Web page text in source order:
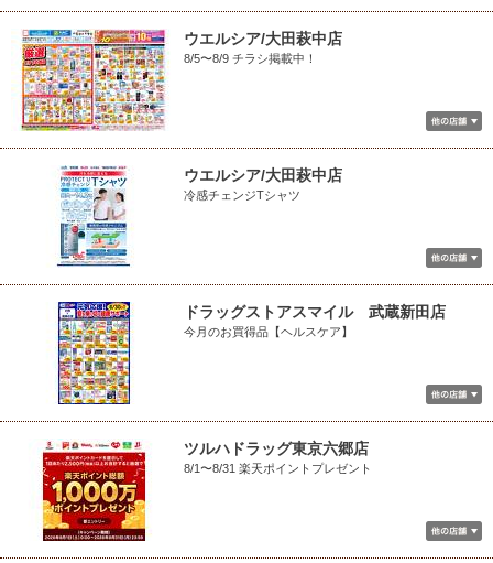
ウエルシア/大田萩中店
8/5〜8/9 チラシ掲載中！
ウエルシア/大田萩中店
冷感チェンジTシャツ
ドラッグストアスマイル 武蔵新田店
今月のお買得品【ヘルスケア】
ツルハドラッグ東京六郷店
8/1〜8/31 楽天ポイントプレゼント